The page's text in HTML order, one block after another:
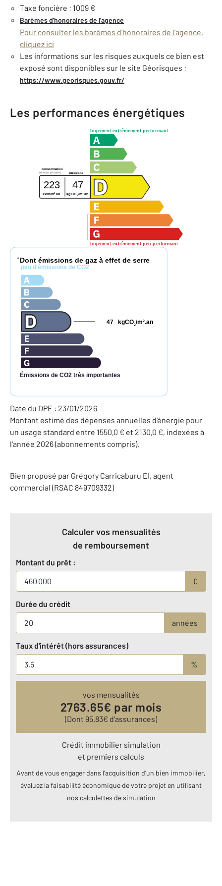
Taxe foncière : 1009 €
Barèmes d'honoraires de l'agence
Pour consulter les barèmes d'honoraires de l'agence,
cliquez ici
Les informations sur les risques auxquels ce bien est
exposé sont disponibles sur le site Géorisques :
https://www.georisques.gouv.fr/
Les performances énergétiques
logement extrêmement performant
logement extrêmement peu performant
consommation
émissions
(énergie primaire)
223 47
kWh/m2.an kg CO2 /m2 .an
* Dont émissions de gaz à effet de serre
peu d'émissions de CO2
Émissions de CO2 très importantes
kgCO2/m2.an
47
Date du DPE : 23/01/2026
Montant estimé des dépenses annuelles d'énergie pour
un usage standard entre 1550,0 € et 2130,0 €, indexées à
l'année 2026 (abonnements compris).
Bien proposé par Grégory Carricaburu EI, agent
commercial (RSAC 849709332)
Calculer vos mensualités
de remboursement
Montant du prêt :
€
Durée du crédit
années
Taux d'intérêt (hors assurances)
%
vos mensualités
2763.65€ par mois
(Dont 95.83€ d’assurances)
Crédit immobilier simulation
et premiers calculs
Avant de vous engager dans l’acquisition d’un bien immobilier,
évaluez la faisabilité économique de votre projet en utilisant
nos calculettes de simulation